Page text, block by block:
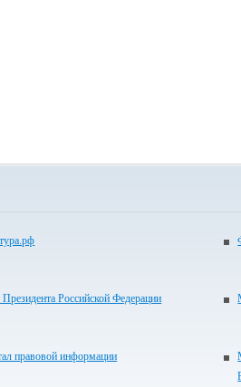
Президента Российской Федерации
правовой информации